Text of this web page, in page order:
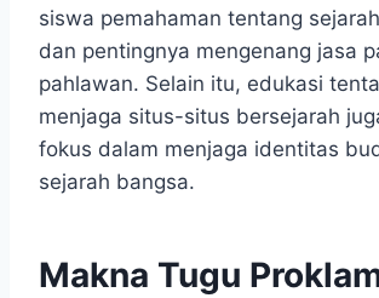
siswa pemahaman tentang
dan pentingnya mengenang jasa
pahlawan. Selain itu, edukasi
menjaga situs-situs bersejarah
fokus dalam menjaga identitas
sejarah bangsa.
Makna Tugu